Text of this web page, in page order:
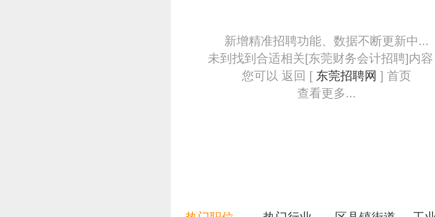
新增精准招聘功能、数据不断更新中...
未到找到合适相关[东莞财务会计招聘]内
您可以 返回 [ 东莞招聘网 ] 首页
查看更多...